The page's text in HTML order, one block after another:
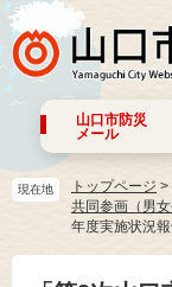
山口市防災
メール
現在地 トップページ >
共同参画（男女
年度実施状況